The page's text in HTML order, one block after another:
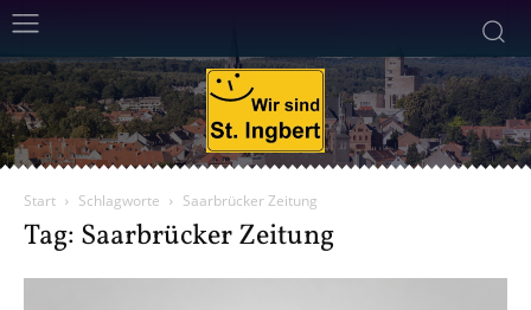
Start Schlagworte Saarbrücker Zeitung
Tag: Saarbrücker Zeitung